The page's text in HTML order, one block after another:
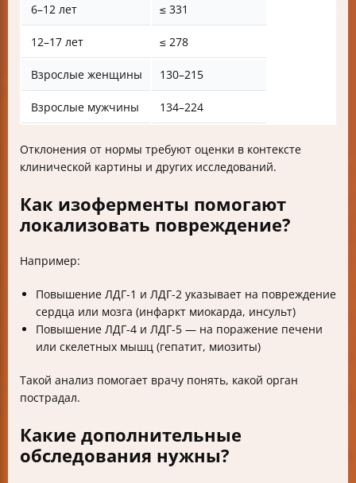
6–12 лет ≤ 331
12–17 лет ≤ 278
Взрослые женщины 130–215
Взрослые мужчины 134–224
Отклонения от нормы требуют оценки в контексте
клинической картины и других исследований.
Как изоферменты помогают
локализовать повреждение?
Например:
Повышение ЛДГ-1 и ЛДГ-2 указывает на повреждение
сердца или мозга (инфаркт миокарда, инсульт)
Повышение ЛДГ-4 и ЛДГ-5 — на поражение печени
или скелетных мышц (гепатит, миозиты)
Такой анализ помогает врачу понять, какой орган
пострадал.
Какие дополнительные
обследования нужны?